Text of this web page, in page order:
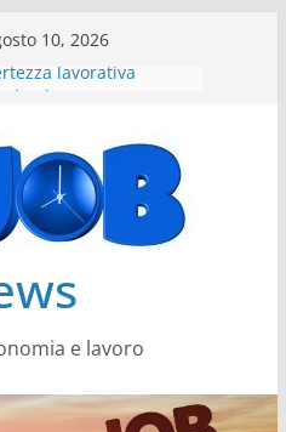
10, 2026
lavorativa
cambia veste
data
e lavoro